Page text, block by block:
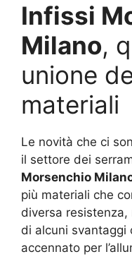
Infissi
Milano,
unione
materiali
Le novità che ci
il settore dei
Morsenchio
più materiali che
diversa
di alcuni svantaggi
accennato per